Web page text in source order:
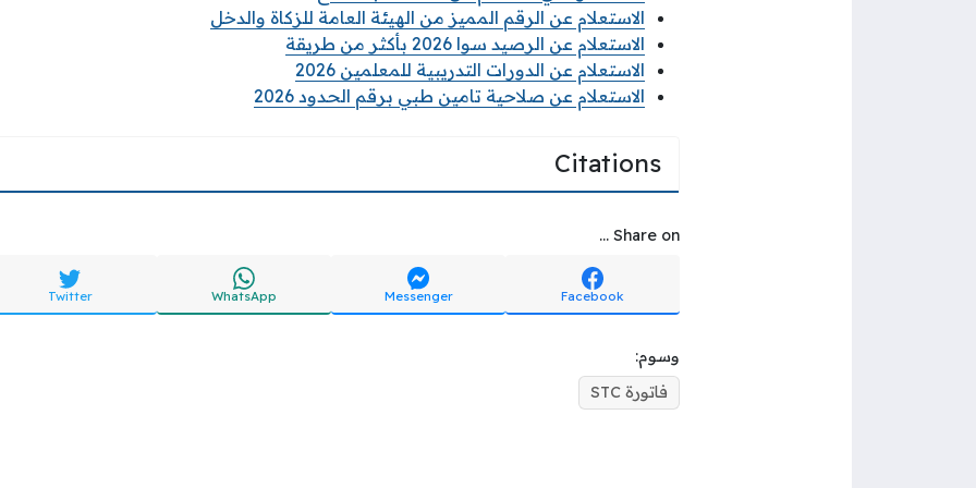
الاستعلام عن الرقم المميز من الهيئة العامة للزكاة والدخل
الاستعلام عن الرصيد سوا 2026 بأكثر من طريقة
الاستعلام عن الدورات التدريبية للمعلمين 2026
الاستعلام عن صلاحية تامين طبي برقم الحدود 2026
Citations
Share on ...
Facebook
Messenger
WhatsApp
Twitter
وسوم:
فاتورة STC